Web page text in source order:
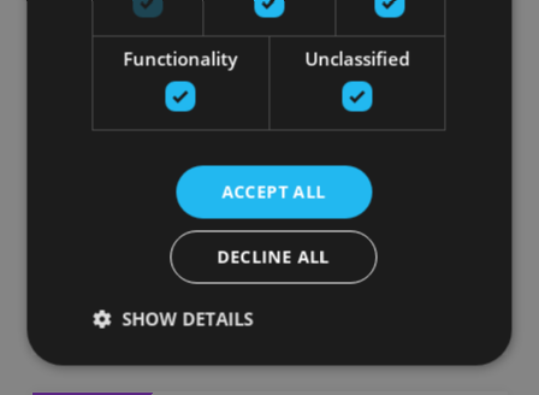
S 3000 EVOLO ASSEMBLED BOX LOCKER
€
Functionality Unclassified
ACCEPT ALL
DECLINE ALL
SHOW DETAILS